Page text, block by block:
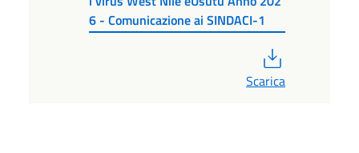
6 - Comunicazione ai SINDACI-1
Scarica